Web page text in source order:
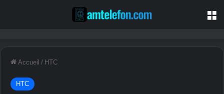
Accueil / HTC
HTC